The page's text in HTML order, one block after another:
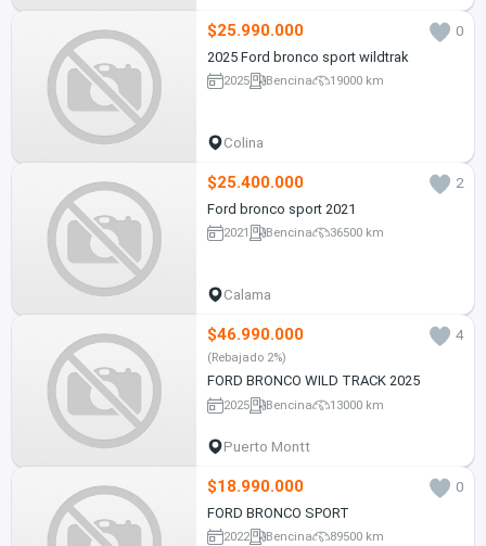
$25.990.000
0
2025 Ford bronco sport wildtrak
2025 Bencina 19000 km
Colina
$25.400.000
2
Ford bronco sport 2021
2021 Bencina 36500 km
Calama
$46.990.000 4
(Rebajado 2%)
FORD BRONCO WILD TRACK 2025
2025 Bencina 13000 km
Puerto Montt
$18.990.000
0
FORD BRONCO SPORT
2022 Bencina 89500 km